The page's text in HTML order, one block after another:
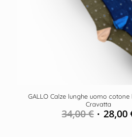
GALLO Calze lunghe uomo
Cravatta
34,00€ 28,00